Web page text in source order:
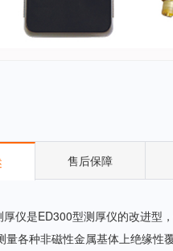
售后保障
仪是ED300型测厚仪的改进型
种非磁性金属基体上绝缘性覆